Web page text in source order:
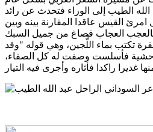
الله الطيب إلى الوراء فتحدث عن رائد
امرئ القيس عاقدا المقارنة بينه وبين
العجاب فصاغ من جميل السبك
تكتب بماء اللُّجين، وهي قوله "وقد
فأسلست وصفت له كل الصفاء،